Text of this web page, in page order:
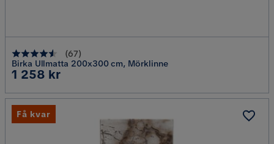
(67)
Birka Ullmatta 200x300 cm, Mörklinne
Pris
1 258 kr
Få kvar